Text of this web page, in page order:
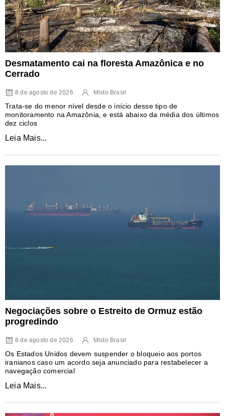
Desmatamento cai na floresta Amazônica e no
Cerrado
8 de agosto de 2026 Misto Brasil
Trata-se do menor nível desde o início desse tipo de
monitoramento na Amazônia, e está abaixo da média dos últimos
dez ciclos
Leia Mais...
Negociações sobre o Estreito de Ormuz estão
progredindo
8 de agosto de 2026 Misto Brasil
Os Estados Unidos devem suspender o bloqueio aos portos
iranianos caso um acordo seja anunciado para restabelecer a
navegação comercial
Leia Mais...